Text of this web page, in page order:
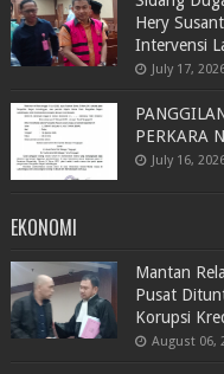
Hery
Intervensi
July 17,
PERKARA
July 16,
EKONOMI
Mantan
Pusat
Korupsi
August 06,